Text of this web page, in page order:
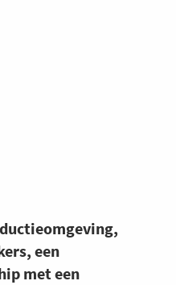
een
met een